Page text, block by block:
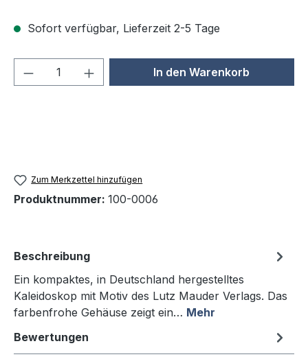
Sofort verfügbar, Lieferzeit 2-5 Tage
Produkt Anzahl: Gib denIn den Warenkorb
Zum Merkzettel hinzufügen
Produktnummer: 100-0006
Beschreibung
Ein kompaktes, in Deutschland hergestelltes
Kaleidoskop mit Motiv des Lutz Mauder Verlags. Das
farbenfrohe Gehäuse zeigt ein… Mehr
Bewertungen